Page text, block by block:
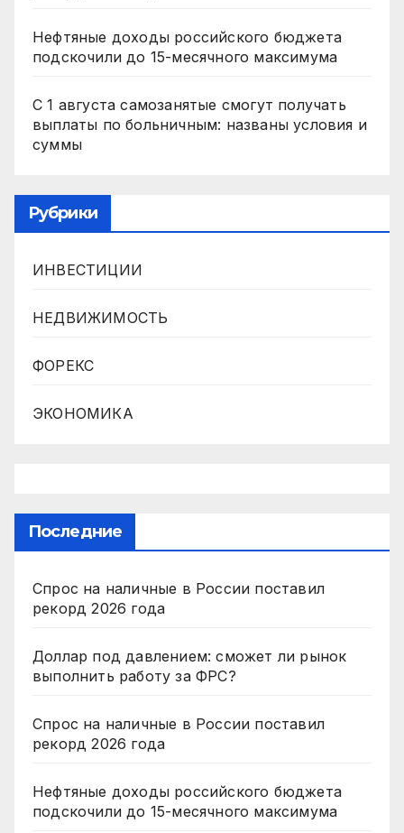
Нефтяные доходы российского бюджета
подскочили до 15-месячного максимума
С 1 августа самозанятые смогут получать
выплаты по больничным: названы условия и
суммы
Рубрики
ИНВЕСТИЦИИ
НЕДВИЖИМОСТЬ
ФОРЕКС
ЭКОНОМИКА
Последние
Спрос на наличные в России поставил
рекорд 2026 года
Доллар под давлением: сможет ли рынок
выполнить работу за ФРС?
Спрос на наличные в России поставил
рекорд 2026 года
Нефтяные доходы российского бюджета
подскочили до 15-месячного максимума